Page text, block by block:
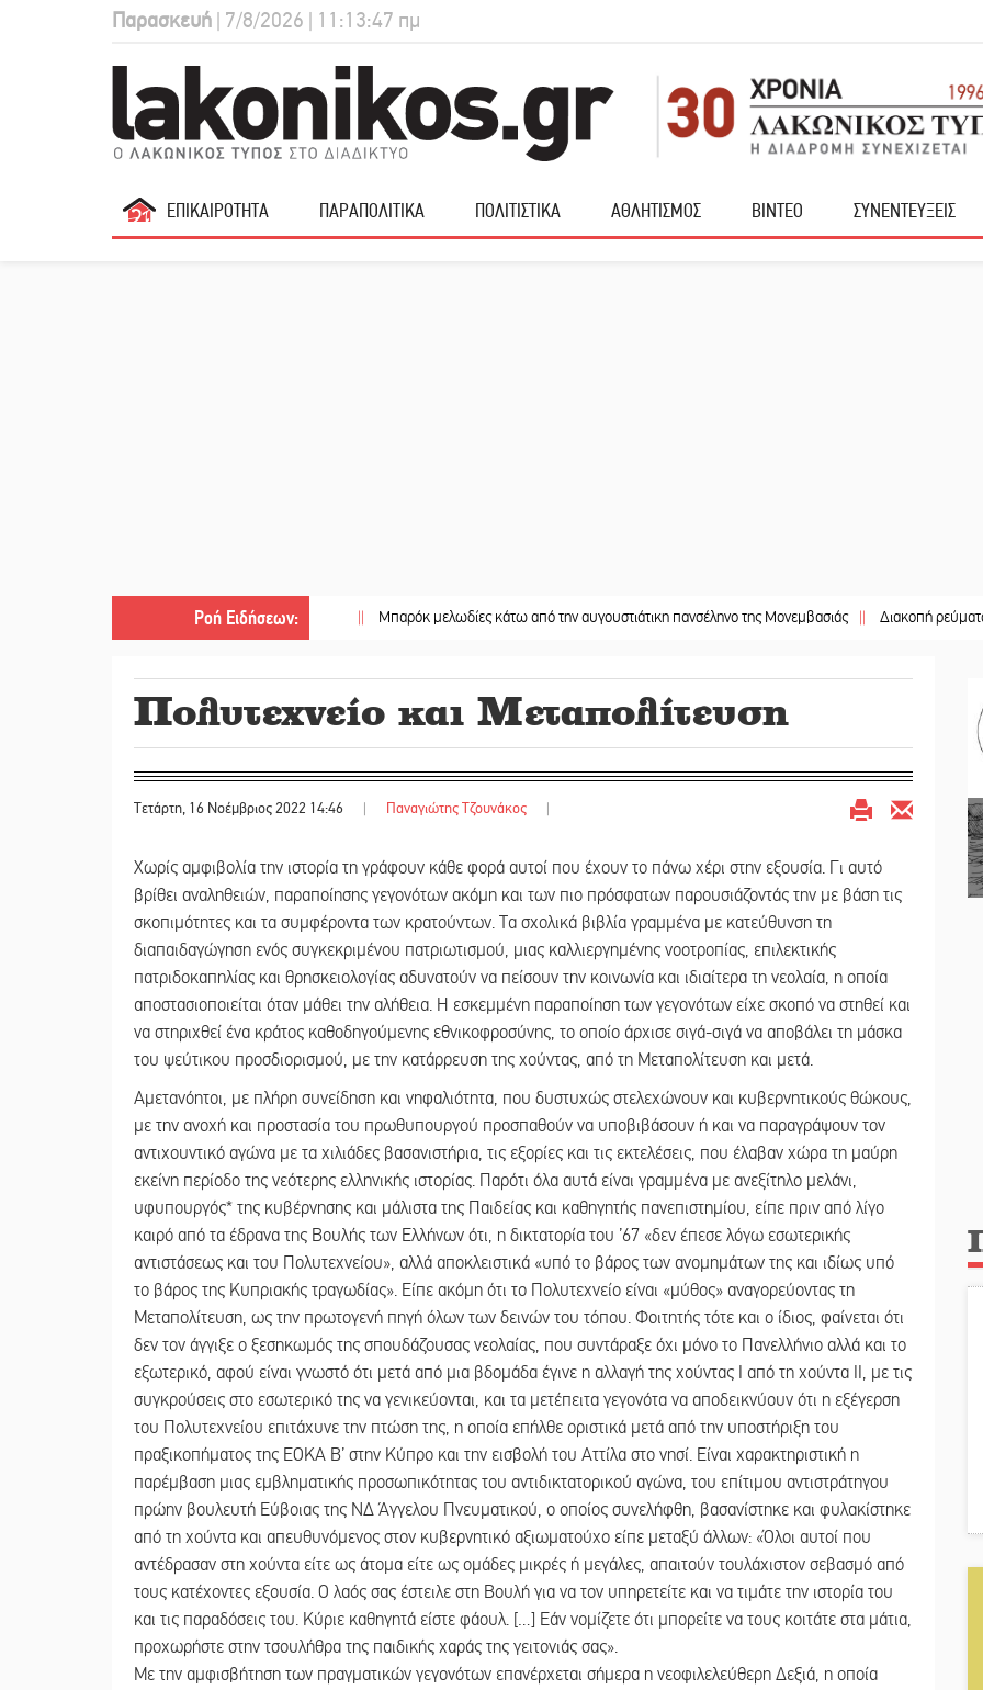
Παρασκευή | 7/8/2026 | 11:13:48 πμ
ΕΠΙΚΑΙΡΟΤΗΤΑ ΠΑΡΑΠΟΛΙΤΙΚΑ ΠΟΛΙΤΙΣΤΙΚΑ ΑΘΛΗΤΙΣΜΟΣ ΒΙΝΤΕΟ ΣΥΝΕΝΤΕΥΞΕΙΣ
Ροή Ειδήσεων:
|| Μπαρόκ μελωδίες κάτω από την αυγουστιάτικη πανσέληνο της Μονεμβασιάς || Διακοπή ρεύματος στο
Πολυτεχνείο και Μεταπολίτευση
Τετάρτη, 16 Νοέμβριος 2022 14:46 | Παναγιώτης Τζουνάκος |
Χωρίς αμφιβολία την ιστορία τη γράφουν κάθε φορά αυτοί που έχουν το πάνω χέρι στην εξουσία. Γι αυτό
βρίθει αναληθειών, παραποίησης γεγονότων ακόμη και των πιο πρόσφατων παρουσιάζοντάς την με βάση τις
σκοπιμότητες και τα συμφέροντα των κρατούντων. Τα σχολικά βιβλία γραμμένα με κατεύθυνση τη
διαπαιδαγώγηση ενός συγκεκριμένου πατριωτισμού, μιας καλλιεργημένης νοοτροπίας, επιλεκτικής
πατριδοκαπηλίας και θρησκειολογίας αδυνατούν να πείσουν την κοινωνία και ιδιαίτερα τη νεολαία, η οποία
αποστασιοποιείται όταν μάθει την αλήθεια. Η εσκεμμένη παραποίηση των γεγονότων είχε σκοπό να στηθεί και
να στηριχθεί ένα κράτος καθοδηγούμενης εθνικοφροσύνης, το οποίο άρχισε σιγά-σιγά να αποβάλει τη μάσκα
του ψεύτικου προσδιορισμού, με την κατάρρευση της χούντας, από τη Μεταπολίτευση και μετά.
Αμετανόητοι, με πλήρη συνείδηση και νηφαλιότητα, που δυστυχώς στελεχώνουν και κυβερνητικούς θώκους,
με την ανοχή και προστασία του πρωθυπουργού προσπαθούν να υποβιβάσουν ή και να παραγράψουν τον
αντιχουντικό αγώνα με τα χιλιάδες βασανιστήρια, τις εξορίες και τις εκτελέσεις, που έλαβαν χώρα τη μαύρη
εκείνη περίοδο της νεότερης ελληνικής ιστορίας. Παρότι όλα αυτά είναι γραμμένα με ανεξίτηλο μελάνι,
υφυπουργός* της κυβέρνησης και μάλιστα της Παιδείας και καθηγητής πανεπιστημίου, είπε πριν από λίγο
καιρό από τα έδρανα της Βουλής των Ελλήνων ότι, η δικτατορία του ’67 «δεν έπεσε λόγω εσωτερικής
αντιστάσεως και του Πολυτεχνείου», αλλά αποκλειστικά «υπό το βάρος των ανομημάτων της και ιδίως υπό
το βάρος της Κυπριακής τραγωδίας». Είπε ακόμη ότι το Πολυτεχνείο είναι «μύθος» αναγορεύοντας τη
Μεταπολίτευση, ως την πρωτογενή πηγή όλων των δεινών του τόπου. Φοιτητής τότε και ο ίδιος, φαίνεται ότι
δεν τον άγγιξε ο ξεσηκωμός της σπουδάζουσας νεολαίας, που συντάραξε όχι μόνο το Πανελλήνιο αλλά και το
εξωτερικό, αφού είναι γνωστό ότι μετά από μια βδομάδα έγινε η αλλαγή της χούντας I από τη χούντα II, με τις
συγκρούσεις στο εσωτερικό της να γενικεύονται, και τα μετέπειτα γεγονότα να αποδεικνύουν ότι η εξέγερση
του Πολυτεχνείου επιτάχυνε την πτώση της, η οποία επήλθε οριστικά μετά από την υποστήριξη του
πραξικοπήματος της ΕΟΚΑ Β’ στην Κύπρο και την εισβολή του Αττίλα στο νησί. Είναι χαρακτηριστική η
παρέμβαση μιας εμβληματικής προσωπικότητας του αντιδικτατορικού αγώνα, του επίτιμου αντιστράτηγου
πρώην βουλευτή Εύβοιας της ΝΔ Άγγελου Πνευματικού, ο οποίος συνελήφθη, βασανίστηκε και φυλακίστηκε
από τη χούντα και απευθυνόμενος στον κυβερνητικό αξιωματούχο είπε μεταξύ άλλων: «Όλοι αυτοί που
αντέδρασαν στη χούντα είτε ως άτομα είτε ως ομάδες μικρές ή μεγάλες, απαιτούν τουλάχιστον σεβασμό από
τους κατέχοντες εξουσία. Ο λαός σας έστειλε στη Βουλή για να τον υπηρετείτε και να τιμάτε την ιστορία του
και τις παραδόσεις του. Κύριε καθηγητά είστε φάουλ. […] Εάν νομίζετε ότι μπορείτε να τους κοιτάτε στα μάτια,
προχωρήστε στην τσουλήθρα της παιδικής χαράς της γειτονιάς σας».
Με την αμφισβήτηση των πραγματικών γεγονότων επανέρχεται σήμερα η νεοφιλελεύθερη Δεξιά, η οποία